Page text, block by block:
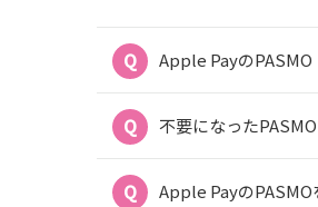
Apple Payの
不要になった
Apple PayのPASMO